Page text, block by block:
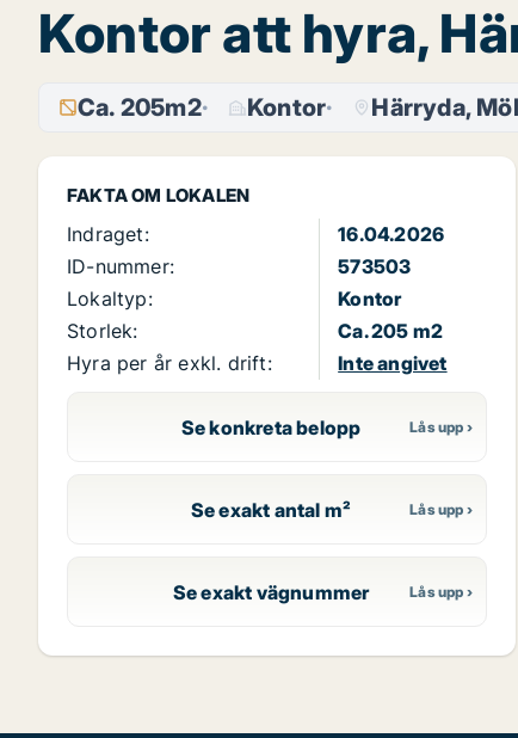
Kontor att hyra,
Ca. 205m2 Kontor Härryda,
FAKTA OM LOKALEN
Indraget:
16.04.2026
ID-nummer:
573503
Lokaltyp:
Kontor
Storlek:
Ca. 205 m2
Hyra per år exkl. drift:
Inte angivet
Se konkreta belopp
Se exakt antal m²
Se exakt vägnummer